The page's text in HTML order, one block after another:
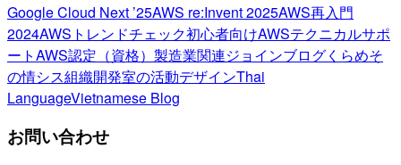
Google Cloud Next ’25AWS re:Invent 2025AWS再入門
2024AWSトレンドチェック初心者向けAWSテクニカルサポ
ートAWS認定（資格） 製造業関連ジョインブログくらめそ
の情シス組織開発室の活動デザインThai
LanguageVietnamese Blog
お問い合わせ